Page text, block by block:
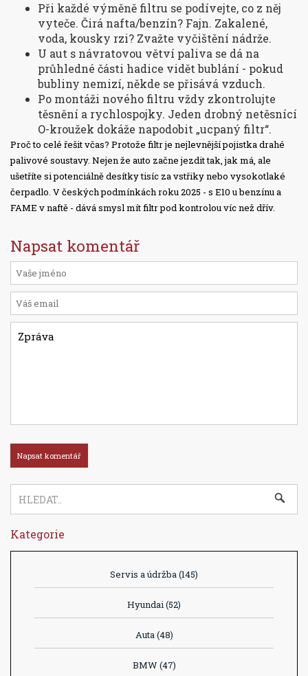
Při každé výměně filtru se podívejte, co z něj
vyteče. Čirá nafta/benzín? Fajn. Zakalené,
voda, kousky rzi? Zvažte vyčištění nádrže.
U aut s návratovou větví paliva se dá na
průhledné části hadice vidět bublání - pokud
bubliny nemizí, někde se přisává vzduch.
Po montáži nového filtru vždy zkontrolujte
těsnění a rychlospojky. Jeden drobný netěsnící
O-kroužek dokáže napodobit „ucpaný filtr“.
Proč to celé řešit včas? Protože filtr je nejlevnější pojistka drahé
palivové soustavy. Nejen že auto začne jezdit tak, jak má, ale
ušetříte si potenciálně desítky tisíc za vstřiky nebo vysokotlaké
čerpadlo. V českých podmínkách roku 2025 - s E10 u benzínu a
FAME v naftě - dává smysl mít filtr pod kontrolou víc než dřív.
Napsat komentář
Kategorie
Servis a údržba(145)
Hyundai(52)
Auta(48)
BMW (47)